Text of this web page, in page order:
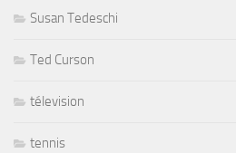
Susan Tedeschi
Ted Curson
télevision
tennis